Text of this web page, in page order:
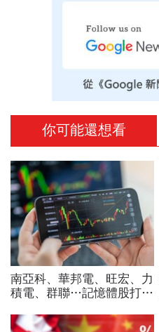
你可能還想看
南亞科、華邦電、旺宏、力
積電、群聯…記憶體股打下
喊還很低：今年仍會漲很大